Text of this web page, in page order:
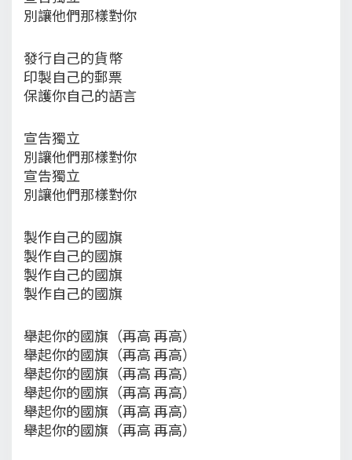
別讓他們那樣對你
發行自己的貨幣
印製自己的郵票
保護你自己的語言
宣告獨立
別讓他們那樣對你
宣告獨立
別讓他們那樣對你
製作自己的國旗
製作自己的國旗
製作自己的國旗
製作自己的國旗
舉起你的國旗（再高 再高）
舉起你的國旗（再高 再高）
舉起你的國旗（再高 再高）
舉起你的國旗（再高 再高）
舉起你的國旗（再高 再高）
舉起你的國旗（再高 再高）